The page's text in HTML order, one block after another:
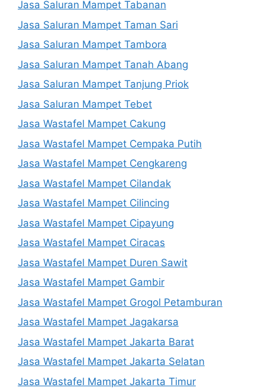
Jasa Saluran Mampet Tabanan
Jasa Saluran Mampet Taman Sari
Jasa Saluran Mampet Tambora
Jasa Saluran Mampet Tanah Abang
Jasa Saluran Mampet Tanjung Priok
Jasa Saluran Mampet Tebet
Jasa Wastafel Mampet Cakung
Jasa Wastafel Mampet Cempaka Putih
Jasa Wastafel Mampet Cengkareng
Jasa Wastafel Mampet Cilandak
Jasa Wastafel Mampet Cilincing
Jasa Wastafel Mampet Cipayung
Jasa Wastafel Mampet Ciracas
Jasa Wastafel Mampet Duren Sawit
Jasa Wastafel Mampet Gambir
Jasa Wastafel Mampet Grogol Petamburan
Jasa Wastafel Mampet Jagakarsa
Jasa Wastafel Mampet Jakarta Barat
Jasa Wastafel Mampet Jakarta Selatan
Jasa Wastafel Mampet Jakarta Timur